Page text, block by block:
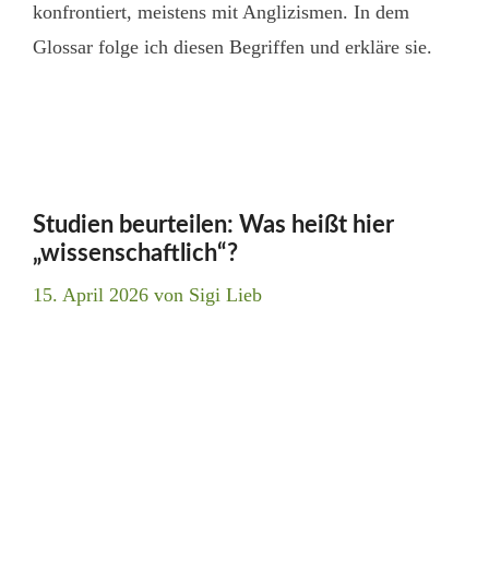
konfrontiert, meistens mit Anglizismen. In dem
Glossar folge ich diesen Begriffen und erkläre sie.
Studien beurteilen: Was heißt hier
„wissenschaftlich“?
15. April 2026 von Sigi Lieb